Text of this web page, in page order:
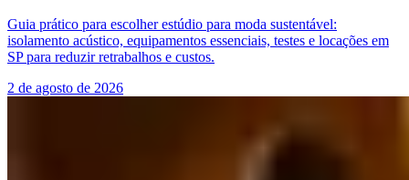
Guia prático para escolher estúdio para moda sustentável:
isolamento acústico, equipamentos essenciais, testes e locações em
SP para reduzir retrabalhos e custos.
2 de agosto de 2026